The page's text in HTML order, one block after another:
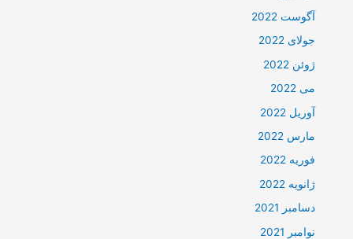
آگوست 2022
جولای 2022
ژوئن 2022
می 2022
آوریل 2022
مارس 2022
فوریه 2022
ژانویه 2022
دسامبر 2021
نوامبر 2021